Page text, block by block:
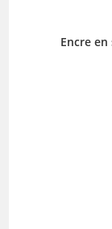
Encre